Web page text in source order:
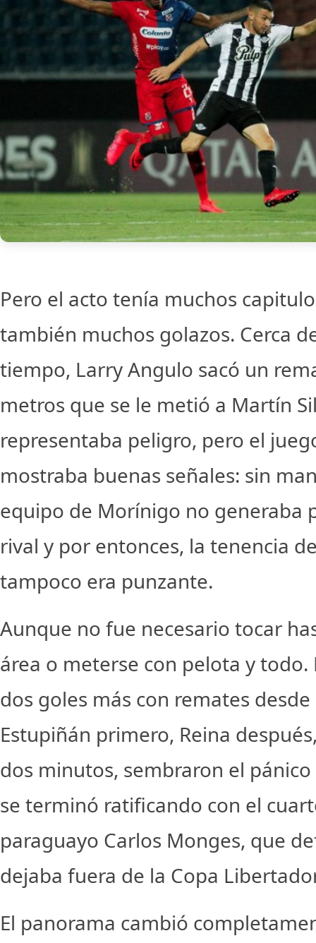
Pero el acto tenía muchos
también muchos golazos. Cerca
tiempo, Larry Angulo sacó un
metros que se le metió a Martín
representaba peligro, pero el
mostraba buenas señales: sin
equipo de Morínigo no generaba
rival y por entonces, la tenencia
tampoco era punzante.
Aunque no fue necesario tocar
área o meterse con pelota y todo.
dos goles más con remates
Estupiñán primero, Reina
dos minutos, sembraron el
se terminó ratificando con el
paraguayo Carlos Monges, que
dejaba fuera de la Copa
El panorama cambió